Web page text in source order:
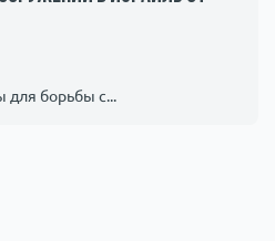
для борьбы с...